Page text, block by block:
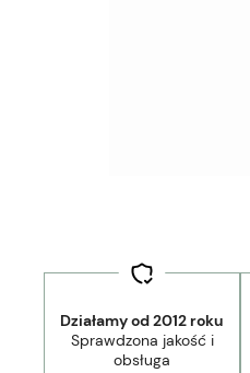
Działamy od 2012 roku
Sprawdzona jakość i
obsługa